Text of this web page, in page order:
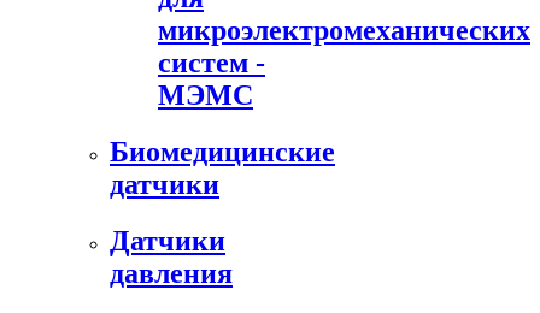
микроэлектромеханических
систем -
МЭМС
Биомедицинские
датчики
Датчики
давления